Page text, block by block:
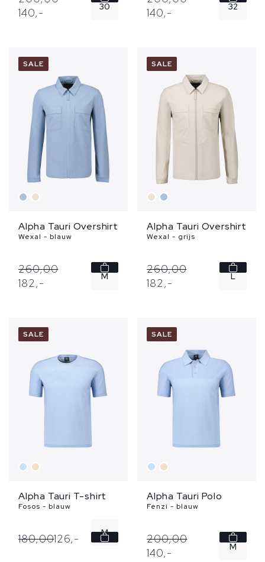
140,- 30
34
140,- 32
SALE
Alpha Tauri Overshirt
Wexal - blauw
260,00
182,- M
SALE
Alpha Tauri Overshirt
Wexal - grijs
260,00
182,- L
SALE
Alpha Tauri T-shirt
Fosos - blauw
180,00126,- M
SALE
Alpha Tauri Polo
Fenzi - blauw
200,00
140,- M